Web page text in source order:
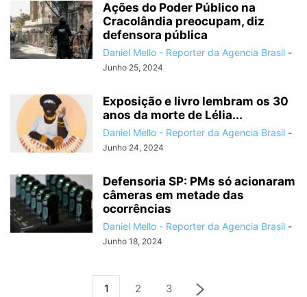
Ações do Poder Público na
Cracolândia preocupam, diz
defensora pública
Daniel Mello - Reporter da Agencia Brasil -
Junho 25, 2024
Exposição e livro lembram os 30
anos da morte de Lélia...
Daniel Mello - Reporter da Agencia Brasil -
Junho 24, 2024
Defensoria SP: PMs só acionaram
câmeras em metade das
ocorrências
Daniel Mello - Reporter da Agencia Brasil -
Junho 18, 2024
1 2 3